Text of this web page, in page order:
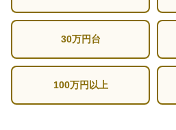
30万円台
100万円以上